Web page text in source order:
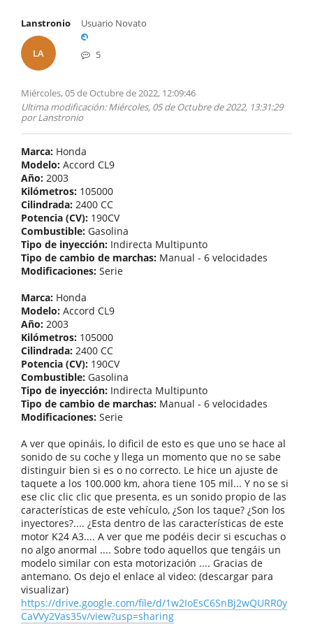
Lanstronio
LA
Usuario Novato
5
Miércoles, 05 de Octubre de 2022, 12:09:46
Ultima modificación: Miércoles, 05 de Octubre de 2022, 13:31:29
por Lanstronio
Marca: Honda
Modelo: Accord CL9
Año: 2003
Kilómetros: 105000
Cilindrada: 2400 CC
Potencia (CV): 190CV
Combustible: Gasolina
Tipo de inyección: Indirecta Multipunto
Tipo de cambio de marchas: Manual - 6 velocidades
Modificaciones: Serie
Marca: Honda
Modelo: Accord CL9
Año: 2003
Kilómetros: 105000
Cilindrada: 2400 CC
Potencia (CV): 190CV
Combustible: Gasolina
Tipo de inyección: Indirecta Multipunto
Tipo de cambio de marchas: Manual - 6 velocidades
Modificaciones: Serie
A ver que opináis, lo dificil de esto es que uno se hace al
sonido de su coche y llega un momento que no se sabe
distinguir bien si es o no correcto. Le hice un ajuste de
taquete a los 100.000 km, ahora tiene 105 mil... Y no se si
ese clic clic clic que presenta, es un sonido propio de las
características de este vehículo, ¿Son los taque? ¿Son los
inyectores?.... ¿Esta dentro de las características de este
motor K24 A3.... A ver que me podéis decir si escuchas o
no algo anormal .... Sobre todo aquellos que tengáis un
modelo similar con esta motorización .... Gracias de
antemano. Os dejo el enlace al video: (descargar para
visualizar)
https://drive.google.com/file/d/1w2IoEsC6SnBj2wQURR0y
CaVVy2Vas35v/view?usp=sharing